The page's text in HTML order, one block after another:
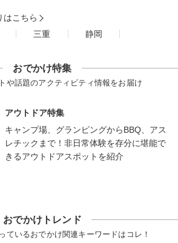
はこちら
三重 静岡
おでかけ特集
や話題のアクティビティ情報をお届け
アウトドア特集
キャンプ場、グランピングからBBQ、アス
レチックまで！非日常体験を存分に堪能で
きるアウトドアスポットを紹介
おでかけトレンド
ているおでかけ関連キーワードはコレ！